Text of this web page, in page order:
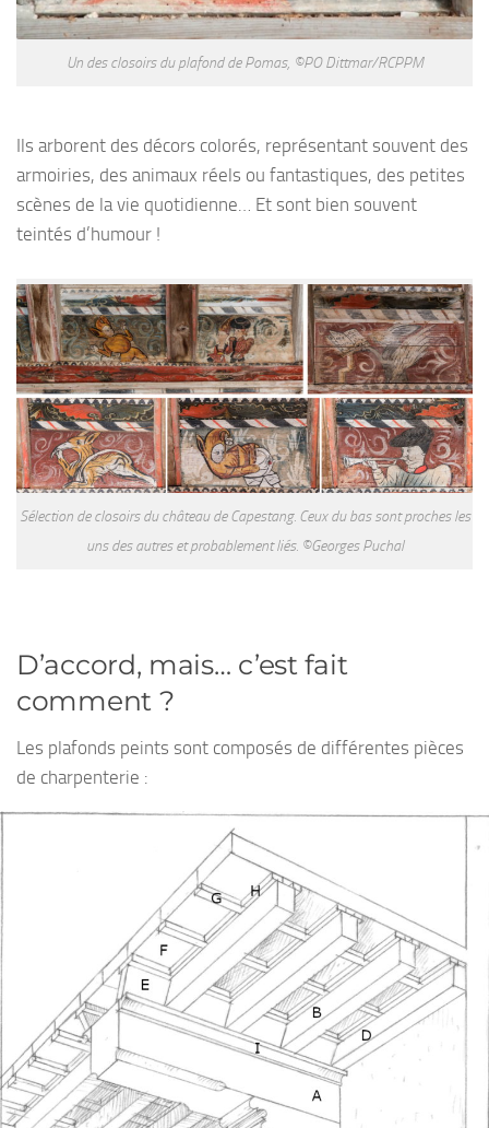
Un des closoirs du plafond de Pomas, ©PO Dittmar/RCPPM
Ils arborent des décors colorés, représentant souvent des
armoiries, des animaux réels ou fantastiques, des petites
scènes de la vie quotidienne… Et sont bien souvent
teintés d’humour !
Sélection de closoirs du château de Capestang. Ceux du bas sont proches les
uns des autres et probablement liés. ©Georges Puchal
D’accord, mais… c’est fait
comment ?
Les plafonds peints sont composés de différentes pièces
de charpenterie :